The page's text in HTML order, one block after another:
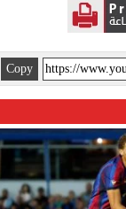
Copy